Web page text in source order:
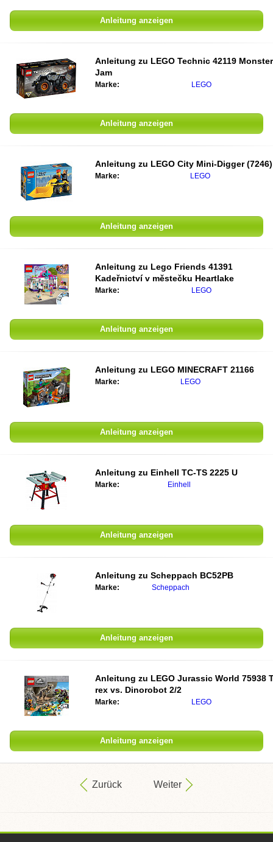
Anleitung anzeigen
Anleitung zu LEGO Technic 42119 Monster
Jam
Marke: LEGO
Anleitung anzeigen
Anleitung zu LEGO City Mini-Digger (7246)
Marke: LEGO
Anleitung anzeigen
Anleitung zu Lego Friends 41391
Kadeřnictví v městečku Heartlake
Marke: LEGO
Anleitung anzeigen
Anleitung zu LEGO MINECRAFT 21166
Marke: LEGO
Anleitung anzeigen
Anleitung zu Einhell TC-TS 2225 U
Marke: Einhell
Anleitung anzeigen
Anleitung zu Scheppach BC52PB
Marke: Scheppach
Anleitung anzeigen
Anleitung zu LEGO Jurassic World 75938
rex vs. Dinorobot 2/2
Marke: LEGO
Anleitung anzeigen
Zurück Weiter